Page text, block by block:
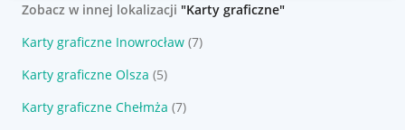
Zobacz w innej lokalizacji "Karty graficzne"
Karty graficzne Inowrocław (7)
Karty graficzne Olsza (5)
Karty graficzne Chełmża (7)